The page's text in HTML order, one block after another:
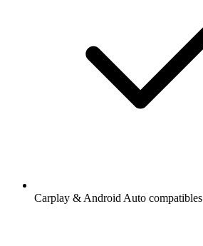
Carplay & Android Auto compatibles